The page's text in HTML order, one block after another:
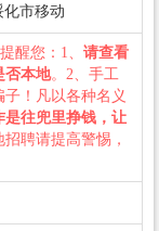
市移动
醒您：1、 请查看
否本地。2、手工
！凡以各种名义
是往兜里挣钱，让
招聘请提高警惕，